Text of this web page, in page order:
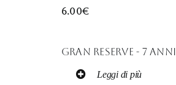
6.00€
Gran Reserve - 7
Leggi di più